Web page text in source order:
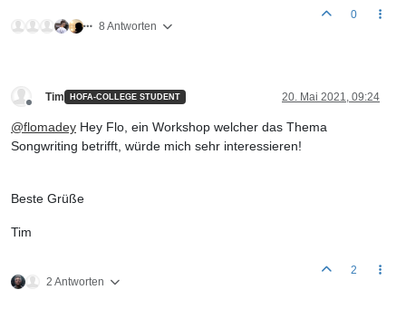
8 Antworten
0
Tim HOFA-COLLEGE STUDENT 20. Mai 2021, 09:24
@flomadey Hey Flo, ein Workshop welcher das Thema
Songwriting betrifft, würde mich sehr interessieren!
Beste Grüße
Tim
2 Antworten
2